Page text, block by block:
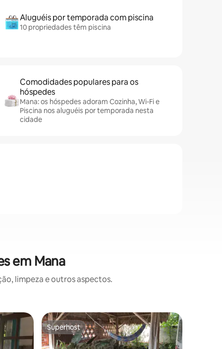
Aluguéis por temporada com piscina
10 propriedades têm piscina
Comodidades populares para os
hóspedes
Mana: os hóspedes adoram Cozinha, Wi-Fi e
Piscina nos aluguéis por temporada nesta
cidade
em Mana
limpeza e outros aspectos.
Superhost
Superhost